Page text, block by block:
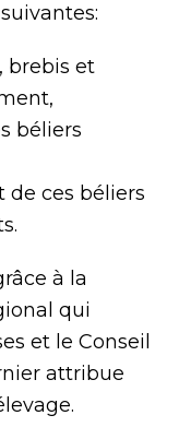
brebis et
béliers
ces béliers
à la
qui
et le Conseil
attribue